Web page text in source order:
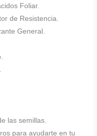
Foliar.
de Resistencia.
General.
las semillas.
para ayudarte en tu